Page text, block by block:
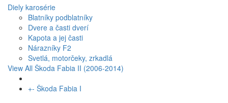
Diely karosérie
Blatníky podblatníky
Dvere a časti dverí
Kapota a jej časti
Nárazníky F2
Svetlá, motorčeky, zrkadlá
View All Škoda Fabia II (2006-2014)
+- Škoda Fabia I